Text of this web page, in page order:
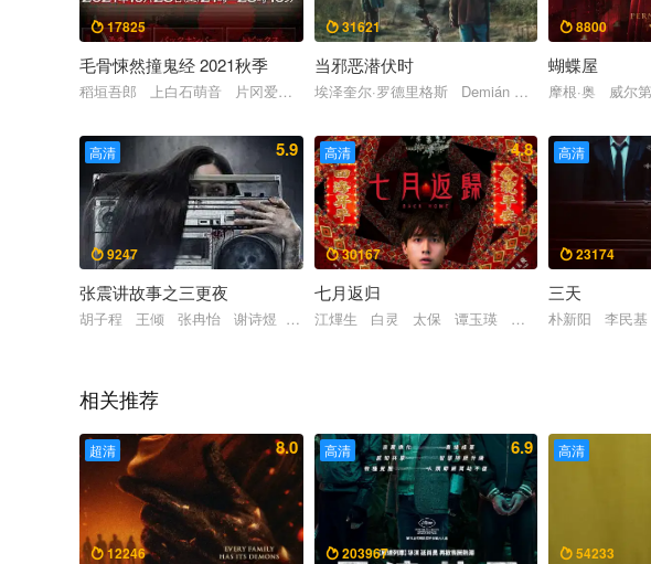
17825
毛骨悚然撞鬼经 2021秋季
稻垣吾郎 上白石萌音 片冈爱之助 冈田健史 川岛铃遥
31621
当邪恶潜伏时
埃泽奎尔·罗德里格斯 Demián Salomón 路易斯·
8800
蝴蝶屋
摩根·奥 威尔
高清 5.9
9247
张震讲故事之三更夜
胡子程 王倾 张冉怡 谢诗煜 管博文
高清 4.8
30167
七月返归
江熚生 白灵 太保 谭玉瑛 伍咏诗 周祉君 沈殷
高清
23174
三天
朴新阳 李民
相关推荐
超清 8.0
12246
高清 6.9
203967
高清
 54233